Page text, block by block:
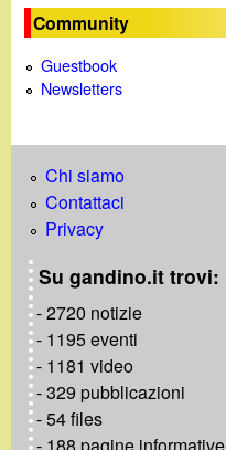
Community
Guestbook
Newsletters
Chi siamo
Contattaci
Privacy
Su gandino.it trovi:
- 2720 notizie
- 1195 eventi
- 1181 video
- 329 pubblicazioni
- 54 files